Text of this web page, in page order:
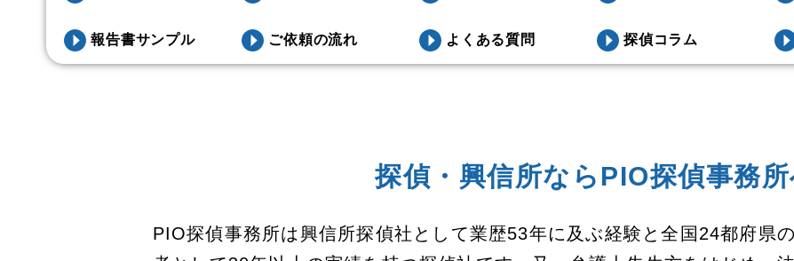
報告書サンプル ご依頼の流れ よくある質問 探偵コラム
探偵・興信所なら PIO探偵事務
PIO探偵事務所は興信所探偵社として業歴53年に及ぶ経験と全国24都府県